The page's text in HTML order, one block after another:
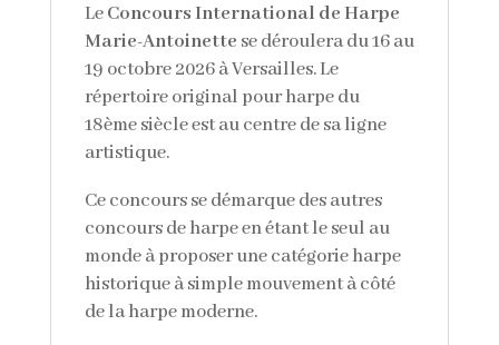
LeConcours International de Harpe
Marie-Antoinette se déroulera du 16 au
19 octobre 2026 à Versailles. Le
répertoire original pour harpe du
18ème siècle est au centre de sa ligne
artistique.
Ce concours se démarque des autres
concours de harpe en étant le seul au
monde à proposer une catégorie harpe
historique à simple mouvement à côté
de la harpe moderne.